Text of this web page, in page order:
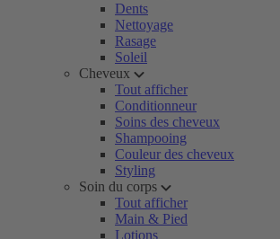
Dents
Nettoyage
Rasage
Soleil
Cheveux
Tout afficher
Conditionneur
Soins des cheveux
Shampooing
Couleur des cheveux
Styling
Soin du corps
Tout afficher
Main & Pied
Lotions